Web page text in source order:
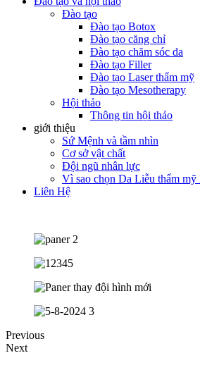
Đào tạo
Đào tạo Botox
Đào tạo căng chỉ
Đào tạo chăm sóc da
Đào tạo Filler
Đào tạo Laser thẩm mỹ
Đào tạo Mesotherapy
Hội thảo
Thông tin hội thảo
giới thiệu
Sứ Mệnh và tầm nhìn
Cơ sở vật chất
Đội ngũ nhân lực
Vì sao chọn Da Liễu thẩm mỹ
Liên Hệ
Previous
Next